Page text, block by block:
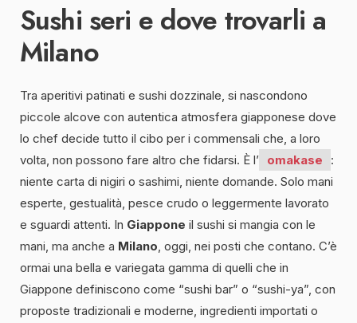
Sushi seri e dove trovarli a
Milano
Tra aperitivi patinati e sushi dozzinale, si nascondono
piccole alcove con autentica atmosfera giapponese dove
lo chef decide tutto il cibo per i commensali che, a loro
volta, non possono fare altro che fidarsi. È l’ omakase
:
niente carta di nigiri o sashimi, niente domande. Solo mani
esperte, gestualità, pesce crudo o leggermente lavorato
e sguardi attenti. In Giappone il sushi si mangia con le
mani, ma anche a Milano, oggi, nei posti che contano. C’è
ormai una bella e variegata gamma di quelli che in
Giappone definiscono come “sushi bar” o “sushi-ya”, con
proposte tradizionali e moderne, ingredienti importati o